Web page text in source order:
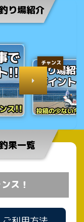
り場紹介
チャンス
果一覧
ス！